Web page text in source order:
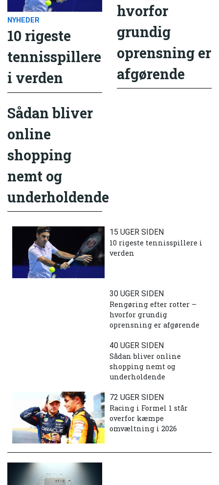
NYHEDER
10 rigeste
tennisspillere
i verden
hvorfor
grundig
oprensning er
afgørende
Sådan bliver
online
shopping
nemt og
underholdende
15 UGER SIDEN
10 rigeste tennisspillere i
verden
30 UGER SIDEN
Rengøring efter rotter –
hvorfor grundig
oprensning er afgørende
40 UGER SIDEN
Sådan bliver online
shopping nemt og
underholdende
72 UGER SIDEN
Racing i Formel 1 står
overfor kæmpe
omvæltning i 2026